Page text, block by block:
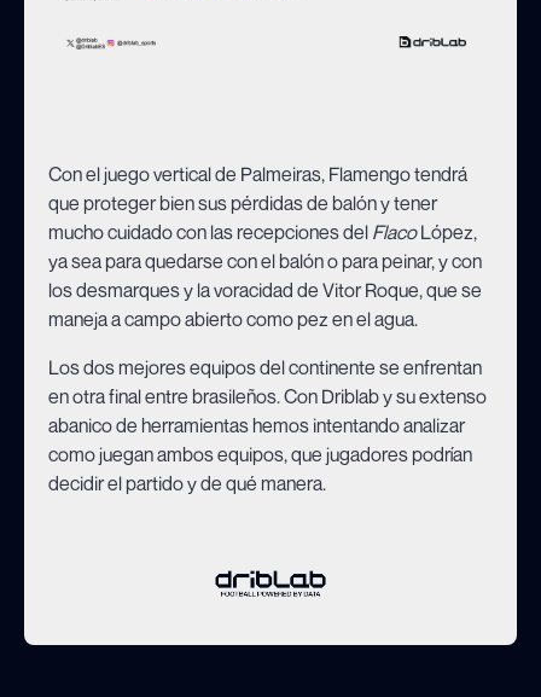
Con el juego vertical de Palmeiras, Flamengo tendrá
que proteger bien sus pérdidas de balón y tener
mucho cuidado con las recepciones del FlacoLópez,
ya sea para quedarse con el balón o para peinar, y con
los desmarques y la voracidad de Vitor Roque, que se
maneja a campo abierto como pez en el agua.
Los dos mejores equipos del continente se enfrentan
en otra final entre brasileños. Con Driblab y su extenso
abanico de herramientas hemos intentando analizar
como juegan ambos equipos, que jugadores podrían
decidir el partido y de qué manera.